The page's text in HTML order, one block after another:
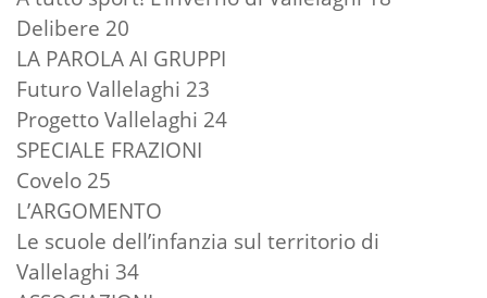
Delibere 20
LA PAROLA AI GRUPPI
Futuro Vallelaghi 23
Progetto Vallelaghi 24
SPECIALE FRAZIONI
Covelo 25
L’ARGOMENTO
Le scuole dell’infanzia sul territorio di
Vallelaghi 34